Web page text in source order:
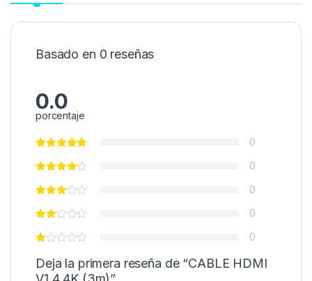
Basado en 0 reseñas
0.0
porcentaje
0
0
0
0
0
Deja la primera reseña de “CABLE HDMI